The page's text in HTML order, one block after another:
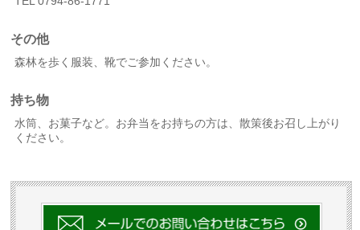
その他
森林を歩く服装、靴でご参加ください。
持ち物
水筒、お菓子など。お弁当をお持ちの方は、散策後お召し上がり
ください。